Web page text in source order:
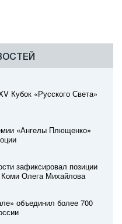
Кубок «Русского Света»
«Ангелы Плющенко»
зафиксировал позиции
Коми Олега Михайлова
объединил более 700